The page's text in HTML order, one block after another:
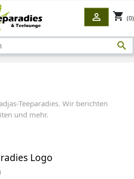

 shopping_cart (0)
Teeparadies. Wir berichten
und mehr.